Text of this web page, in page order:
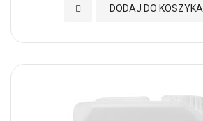
DODAJ DO KOSZYKA
Dodaj do Ulubionych